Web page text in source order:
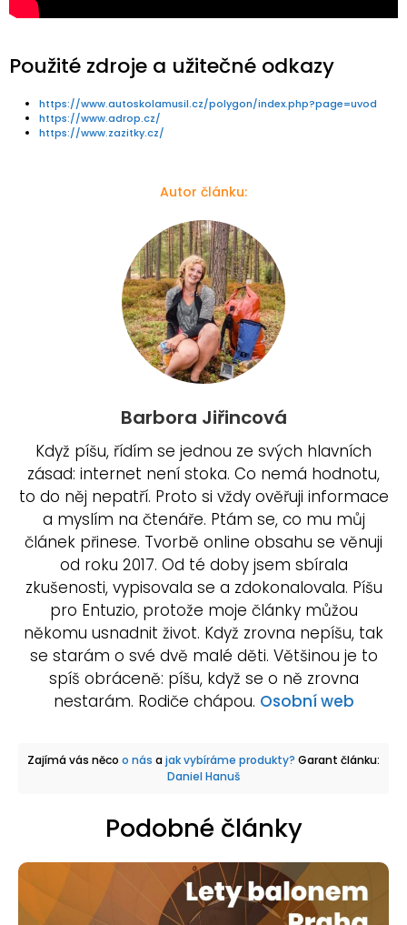
Použité zdroje a užitečné odkazy
https://www.autoskolamusil.cz/polygon/index.php?page=uvod
https://www.adrop.cz/
https://www.zazitky.cz/
Autor článku:
Barbora Jiřincová
Když píšu, řídím se jednou ze svých hlavních
zásad: internet není stoka. Co nemá hodnotu,
to do něj nepatří. Proto si vždy ověřuji informace
a myslím na čtenáře. Ptám se, co mu můj
článek přinese. Tvorbě online obsahu se věnuji
od roku 2017. Od té doby jsem sbírala
zkušenosti, vypisovala se a zdokonalovala. Píšu
pro Entuzio, protože moje články můžou
někomu usnadnit život. Když zrovna nepíšu, tak
se starám o své dvě malé děti. Většinou je to
spíš obráceně: píšu, když se o ně zrovna
nestarám. Rodiče chápou. Osobní web
Zajímá vás něco o nás ajak vybíráme produkty? Garant článku:
Daniel Hanuš
Podobné články